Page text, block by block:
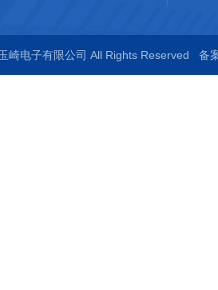
崎电子有限公司 All Rights Reserved 备